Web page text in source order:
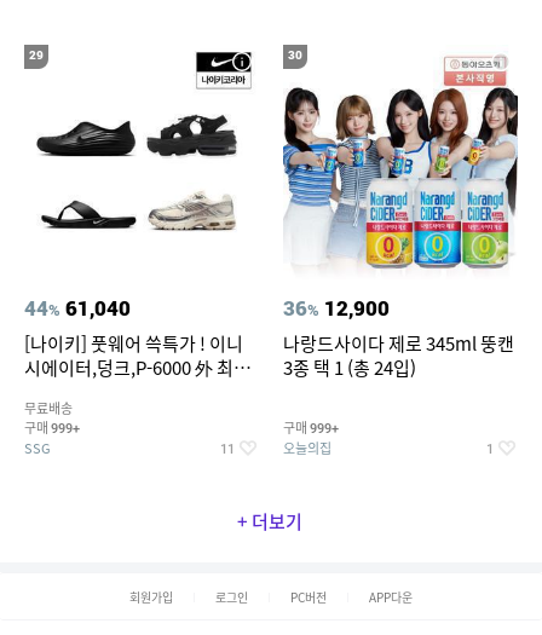
29
44% 61,040
[나이키] 풋웨어 쓱특가 ! 이니
시에이터,덩크,P-6000 外 최대
무료배송
구매 999+
SSG 11
30
36% 12,900
나랑드사이다 제로 345ml 뚱캔
3종 택 1 (총 24입)
구매 999+
오늘의집 1
+ 더보기
회원가입 로그인 PC버전 APP다운